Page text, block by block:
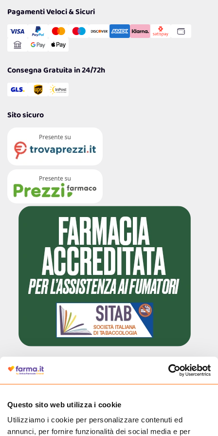
Questo sito web utilizza i cookie
Utilizziamo i cookie per personalizzare contenuti ed
annunci, per fornire funzionalità dei social media e per
Cookie Policy
Gestisci Cookie
Reso Facile e Veloce
Pagamenti Veloci & Sicuri
Consegna Gratuita in 24/72h
Sito sicuro
autorizzata dal Ministero della Salute a effettuare la vendita online di